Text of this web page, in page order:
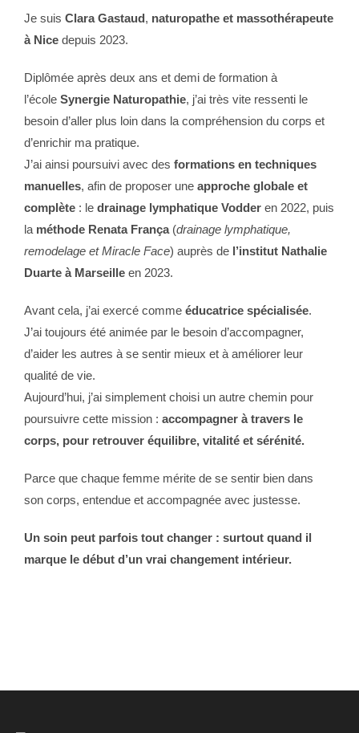
Je suis Clara Gastaud, naturopathe et massothérapeute
à Nice depuis 2023.
Diplômée après deux ans et demi de formation à
l’école Synergie Naturopathie, j’ai très vite ressenti le
besoin d’aller plus loin dans la compréhension du corps et
d’enrichir ma pratique.
J’ai ainsi poursuivi avec des formations en techniques
manuelles, afin de proposer une approche globale et
complète : le drainage lymphatique Vodder en 2022, puis
la méthode Renata França(drainage lymphatique,
remodelage et Miracle Face) auprès de l’institut Nathalie
Duarte à Marseille en 2023.
Avant cela, j’ai exercé comme éducatrice spécialisée.
J’ai toujours été animée par le besoin d’accompagner,
d’aider les autres à se sentir mieux et à améliorer leur
qualité de vie.
Aujourd’hui, j’ai simplement choisi un autre chemin pour
poursuivre cette mission : accompagner à travers le
corps, pour retrouver équilibre, vitalité et sérénité.
Parce que chaque femme mérite de se sentir bien dans
son corps, entendue et accompagnée avec justesse.
Un soin peut parfois tout changer : surtout quand il
marque le début d’un vrai changement intérieur.